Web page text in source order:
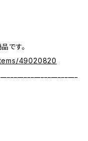
です。
49020820